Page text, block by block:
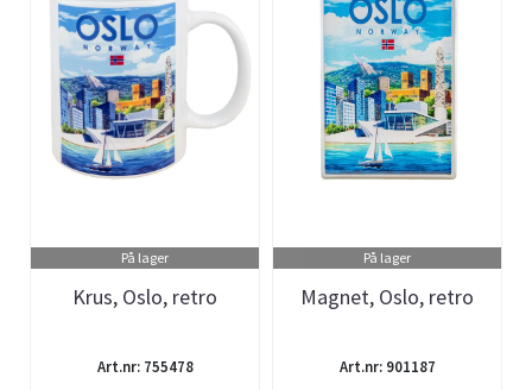
På lager
Krus, Oslo, retro
Art.nr: 755478
På lager
Magnet, Oslo, retro
Art.nr: 901187